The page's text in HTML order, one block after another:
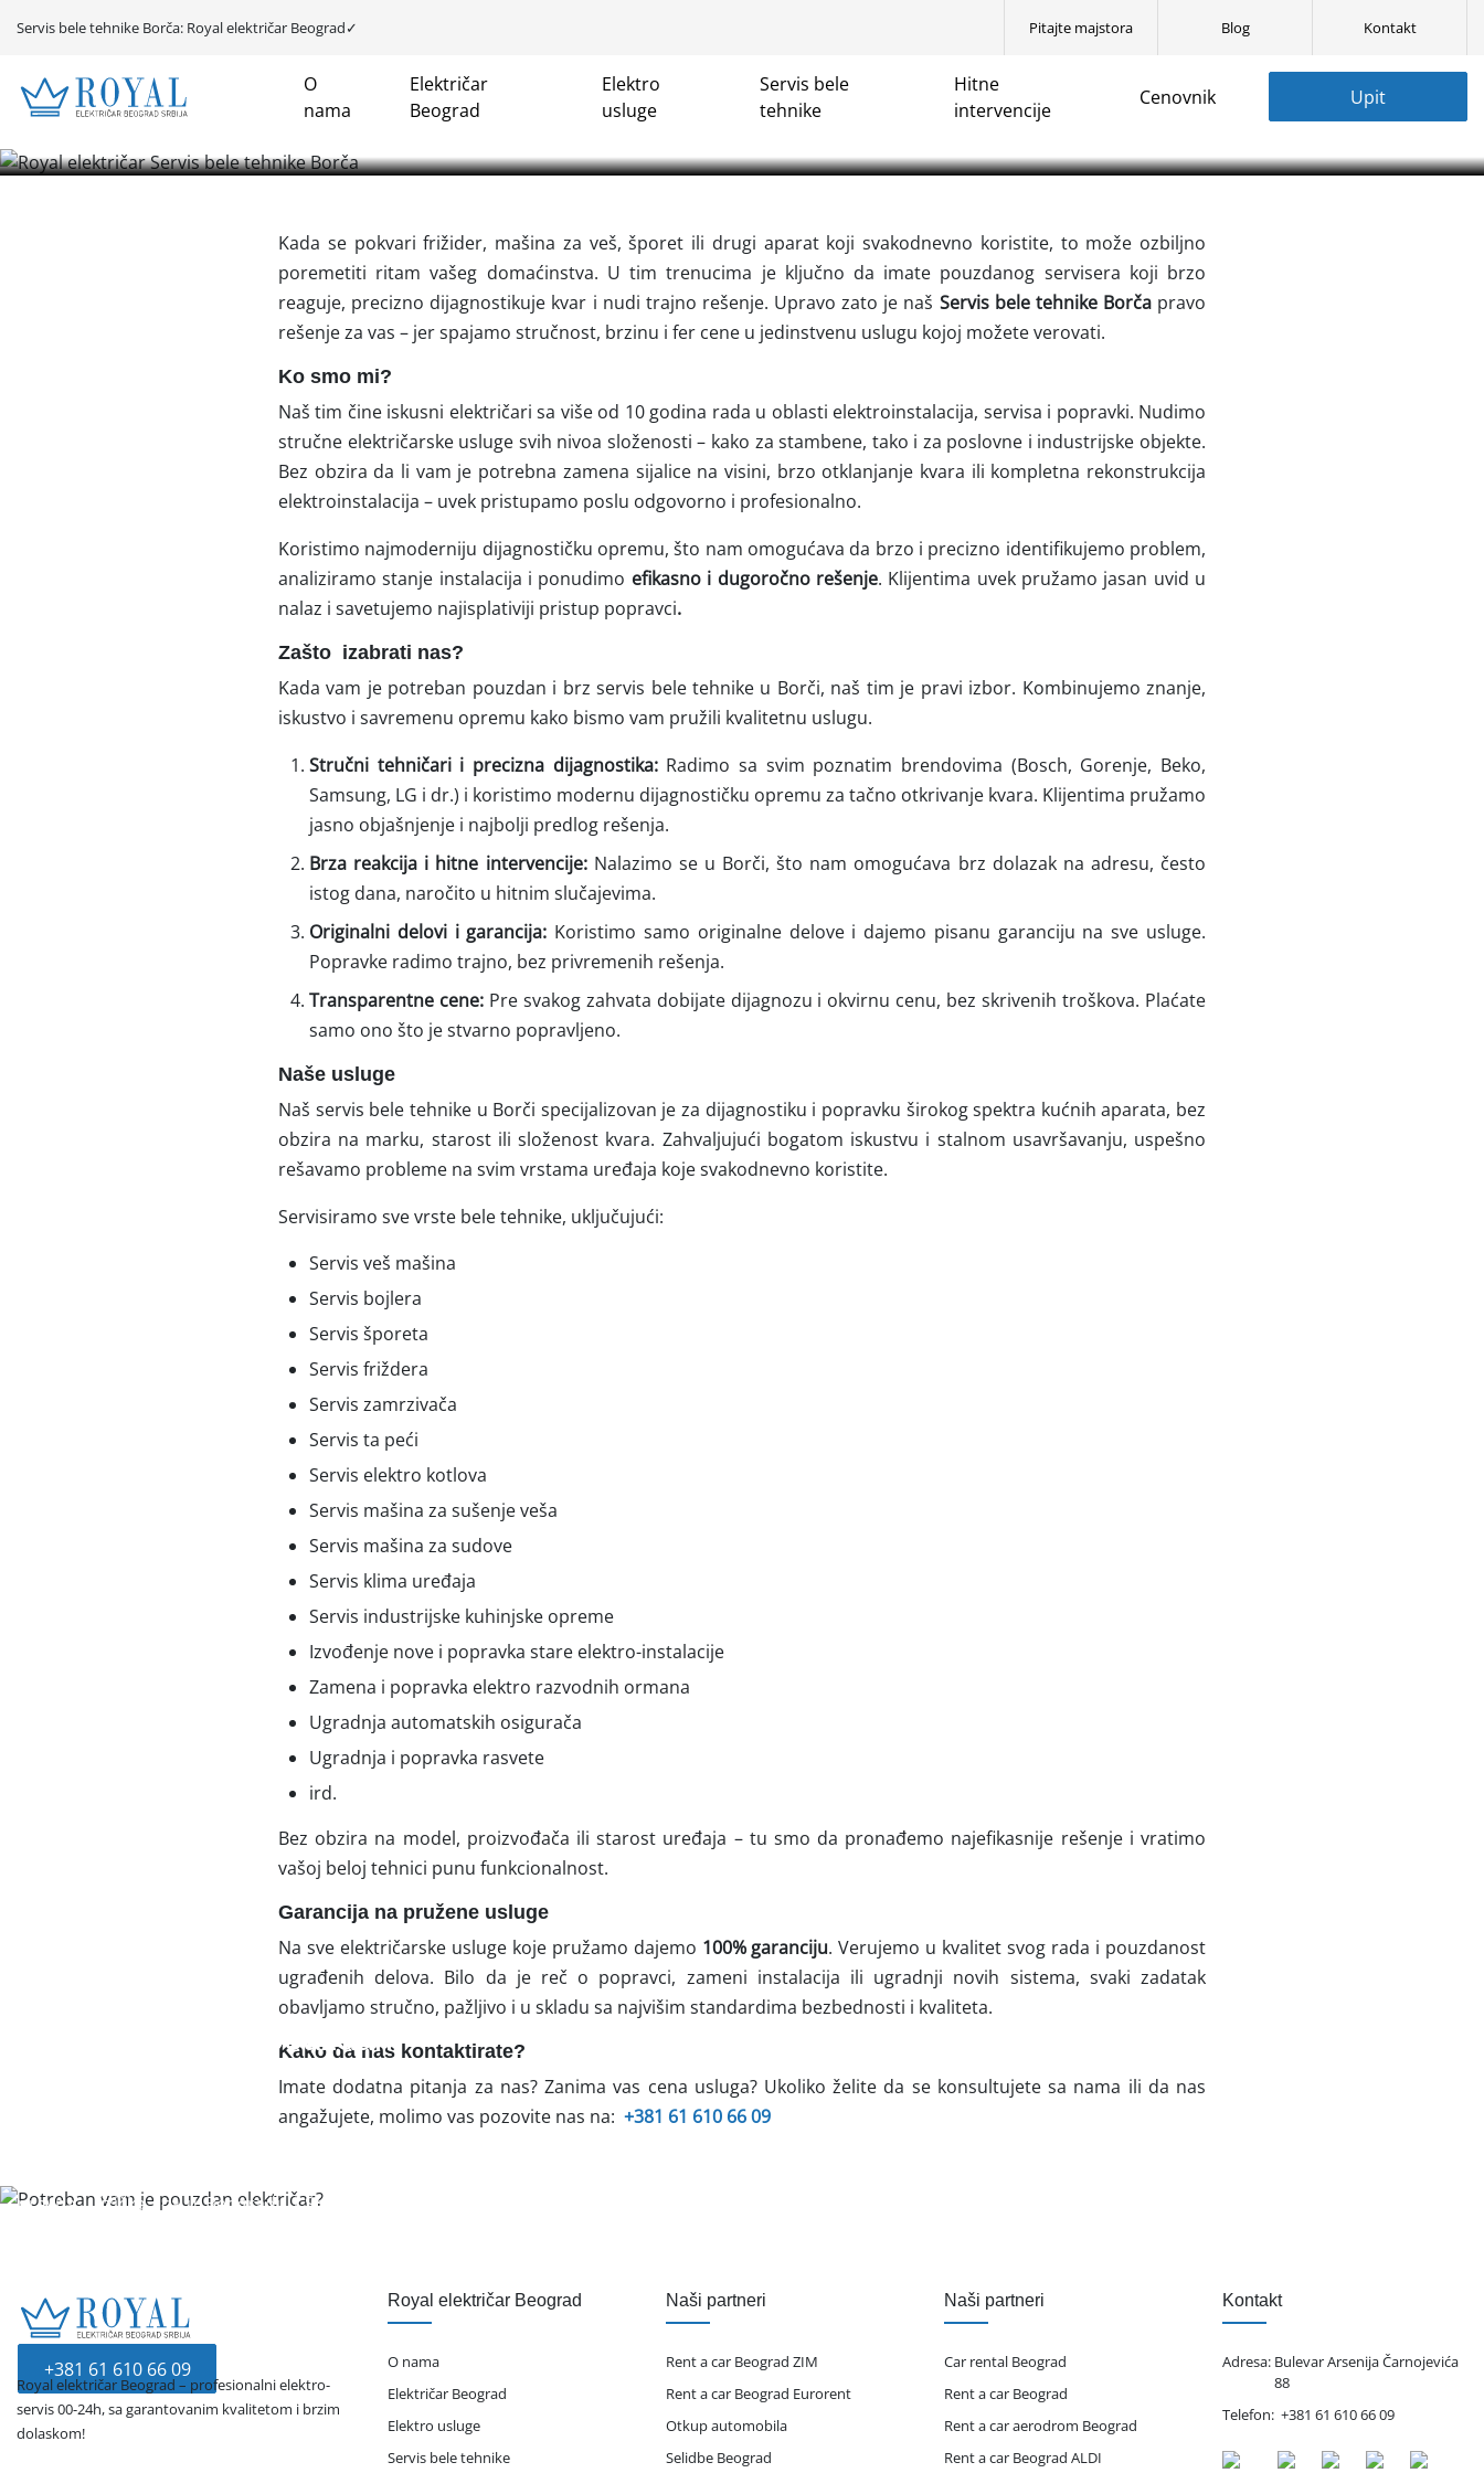
Servis bele tehnike Borča: Royal električar Beograd✓ Pitajte majstora Blog Kontakt
O
nama
Električar
Beograd
Elektro
usluge
Servis bele
tehnike
Hitne
intervencije
Cenovnik Upit
Servis bele tehnike Borča. TOP CENA✓ Najbolji majstor, elektricar✓ Servis bele tehnike, veš
mašina, bojlera, šporeta, sudo mašina✓ Popravka✓ 00-24h✓
Kada se pokvari frižider, mašina za veš, šporet ili drugi aparat koji svakodnevno koristite, to može ozbiljno
poremetiti ritam vašeg domaćinstva. U tim trenucima je ključno da imate pouzdanog servisera koji brzo
reaguje, precizno dijagnostikuje kvar i nudi trajno rešenje. Upravo zato je naš Servis bele tehnike Borčapravo
rešenje za vas – jer spajamo stručnost, brzinu i fer cene u jedinstvenu uslugu kojoj možete verovati.
Ko smo mi?
Naš tim čine iskusni električari sa više od 10 godina rada u oblasti elektroinstalacija, servisa i popravki. Nudimo
stručne električarske usluge svih nivoa složenosti – kako za stambene, tako i za poslovne i industrijske objekte.
Bez obzira da li vam je potrebna zamena sijalice na visini, brzo otklanjanje kvara ili kompletna rekonstrukcija
elektroinstalacija – uvek pristupamo poslu odgovorno i profesionalno.
Koristimo najmoderniju dijagnostičku opremu, što nam omogućava da brzo i precizno identifikujemo problem,
analiziramo stanje instalacija i ponudimo efikasno i dugoročno rešenje. Klijentima uvek pružamo jasan uvid u
nalaz i savetujemo najisplativiji pristup popravci.
Zašto izabrati nas?
Kada vam je potreban pouzdan i brz servis bele tehnike u Borči, naš tim je pravi izbor. Kombinujemo znanje,
iskustvo i savremenu opremu kako bismo vam pružili kvalitetnu uslugu.
Stručni tehničari i precizna dijagnostika:Radimo sa svim poznatim brendovima (Bosch, Gorenje, Beko,
Samsung, LG i dr.) i koristimo modernu dijagnostičku opremu za tačno otkrivanje kvara. Klijentima pružamo
jasno objašnjenje i najbolji predlog rešenja.
Brza reakcija i hitne intervencije:Nalazimo se u Borči, što nam omogućava brz dolazak na adresu, često
istog dana, naročito u hitnim slučajevima.
Originalni delovi i garancija: Koristimo samo originalne delove i dajemo pisanu garanciju na sve usluge.
Popravke radimo trajno, bez privremenih rešenja.
Transparentne cene:Pre svakog zahvata dobijate dijagnozu i okvirnu cenu, bez skrivenih troškova. Plaćate
samo ono što je stvarno popravljeno.
Naše usluge
Naš servis bele tehnike u Borči specijalizovan je za dijagnostiku i popravku širokog spektra kućnih aparata, bez
obzira na marku, starost ili složenost kvara. Zahvaljujući bogatom iskustvu i stalnom usavršavanju, uspešno
rešavamo probleme na svim vrstama uređaja koje svakodnevno koristite.
Servisiramo sve vrste bele tehnike, uključujući:
Servis veš mašina
Servis bojlera
Servis šporeta
Servis friždera
Servis zamrzivača
Servis ta peći
Servis elektro kotlova
Servis mašina za sušenje veša
Servis mašina za sudove
Servis klima uređaja
Servis industrijske kuhinjske opreme
Izvođenje nove i popravka stare elektro-instalacije
Zamena i popravka elektro razvodnih ormana
Ugradnja automatskih osigurača
Ugradnja i popravka rasvete
ird.
Bez obzira na model, proizvođača ili starost uređaja – tu smo da pronađemo najefikasnije rešenje i vratimo
vašoj beloj tehnici punu funkcionalnost.
Garancija na pružene usluge
Na sve električarske usluge koje pružamo dajemo 100% garanciju. Verujemo u kvalitet svog rada i pouzdanost
ugrađenih delova. Bilo da je reč o popravci, zameni instalacija ili ugradnji novih sistema, svaki zadatak
obavljamo stručno, pažljivo i u skladu sa najvišim standardima bezbednosti i kvaliteta.
Kako da nas kontaktirate?
Imate dodatna pitanja za nas? Zanima vas cena usluga? Ukoliko želite da se konsultujete sa nama ili da nas
angažujete, molimo vas pozovite nas na: +381 61 610 66 09
Potreban vam je pouzdan
pravna i fizička lica u Beogradu i Srbiji. Dostupni smo
Pozovite nas odmah, zašto čekate ako je hitno?
+381 61 610 66 09
Royal električar Beograd – profesionalni elektro-
servis 00-24h, sa garantovanim kvalitetom i brzim
dolaskom!
Royal električar Beograd
O nama
Električar Beograd
Elektro usluge
Servis bele tehnike
Naši partneri
Rent a car Beograd ZIM
Rent a car Beograd Eurorent
Otkup automobila
Selidbe Beograd
Naši partneri
Car rental Beograd
Rent a car Beograd
Rent a car aerodrom Beograd
Rent a car Beograd ALDI
Kontakt
Adresa: Bulevar Arsenija Čarnojevića
88
Telefon: +381 61 610 66 09